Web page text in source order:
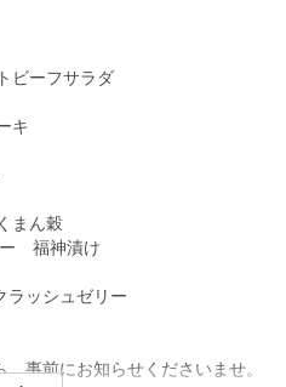
ビーフサラダ
キ
まん穀
漬け
ッシュゼリー
事前にお知らせくださいませ。